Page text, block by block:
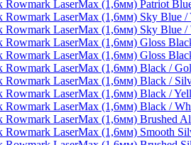
Rowmark LaserMax (1,6мм) Patriot
Rowmark LaserMax (1,6мм) Sky Blue /
Rowmark LaserMax (1,6мм) Sky Blue /
Rowmark LaserMax (1,6мм) Gloss
Rowmark LaserMax (1,6мм) Gloss
Rowmark LaserMax (1,6мм) Black /
Rowmark LaserMax (1,6мм) Black /
Rowmark LaserMax (1,6мм) Black /
Rowmark LaserMax (1,6мм) Black /
Rowmark LaserMax (1,6мм) Brushed
Rowmark LaserMax (1,6мм) Smooth